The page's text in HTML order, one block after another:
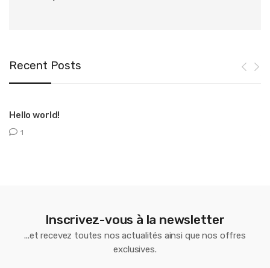
Recent Posts
Hello world!
1
Inscrivez-vous à la newsletter
...et recevez toutes nos actualités ainsi que nos offres
exclusives.